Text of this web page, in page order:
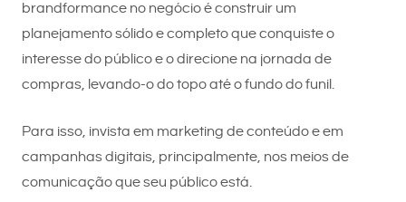
brandformance no negócio é construir um
planejamento sólido e completo que conquiste o
interesse do público e o direcione na jornada de
compras, levando-o do topo até o fundo do funil.
Para isso, invista em marketing de conteúdo e em
campanhas digitais, principalmente, nos meios de
comunicação que seu público está.